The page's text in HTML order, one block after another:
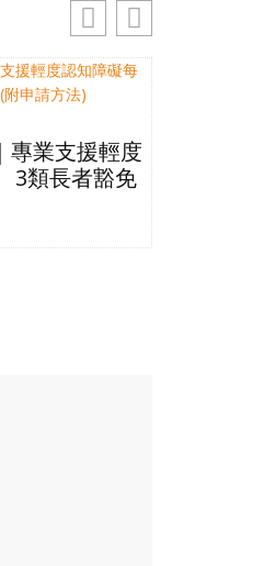
專業支援輕度
3類長者豁免